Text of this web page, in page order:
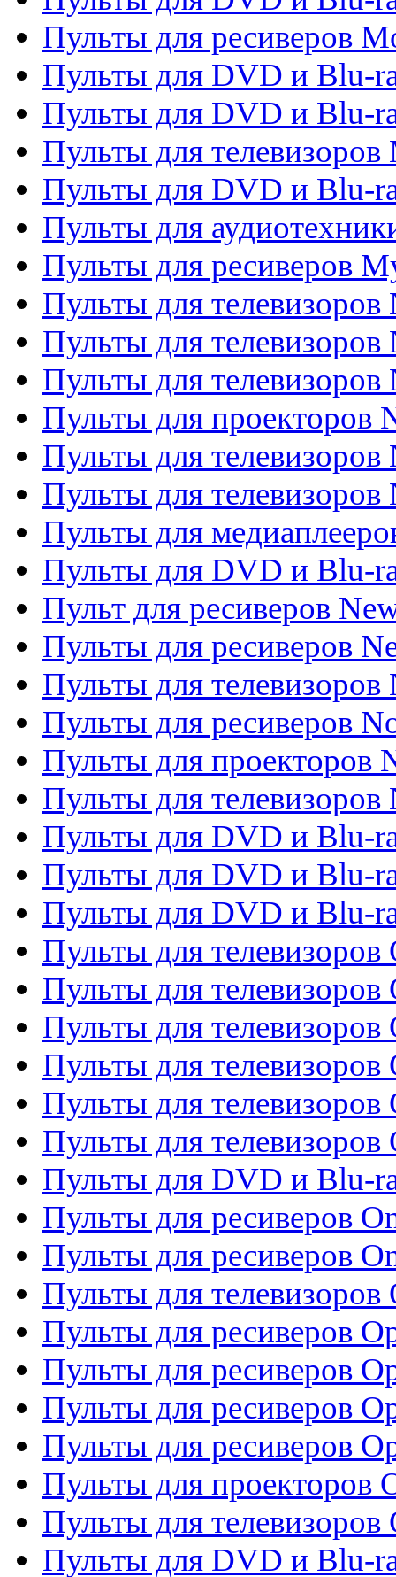
Пульты для ресиверов
Пульты для DVD и Blu-
Пульты для DVD и Blu-
Пульты для телевизоров
Пульты для DVD и Blu-
Пульты для
Пульты для ресиверов
Пульты для телевизоров
Пульты для телевизоров
Пульты для телевизоров
Пульты для проекторов
Пульты для телевизоров
Пульты для телевизоров
Пульты для
Пульты для DVD и Blu-
Пульт для ресиверов
Пульты для ресиверов
Пульты для телевизоров
Пульты для ресиверов
Пульты для проекторов
Пульты для телевизоров
Пульты для DVD и Blu-
Пульты для DVD и Blu-
Пульты для DVD и Blu-
Пульты для телевизоров
Пульты для телевизоров
Пульты для телевизоров
Пульты для телевизоров
Пульты для телевизоров
Пульты для телевизоров
Пульты для DVD и Blu-
Пульты для ресиверов
Пульты для ресиверов
Пульты для телевизоров
Пульты для ресиверов
Пульты для ресиверов
Пульты для ресиверов
Пульты для ресиверов
Пульты для проекторов
Пульты для телевизоров
Пульты для DVD и Blu-